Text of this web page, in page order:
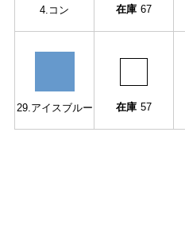
4.コン 在庫 67
29.アイスブルー 在庫 57